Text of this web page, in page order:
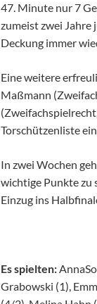
47. Minute nur 7
zumeist zwei
Deckung immer
Eine weitere
Maßmann
Torschützenliste
In zwei Wochen
wichtige Punkte zu
Einzug ins
Es spielten:
Grabowski (1),